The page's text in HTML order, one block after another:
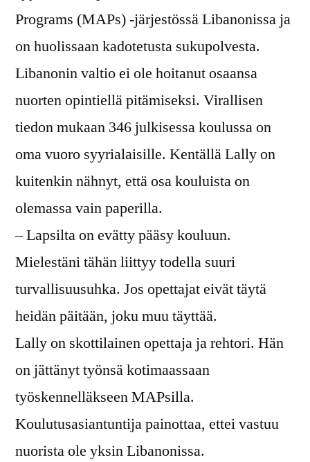
Programs (MAPs) -järjestössä Libanonissa ja
on huolissaan kadotetusta sukupolvesta.
Libanonin valtio ei ole hoitanut osaansa
nuorten opintiellä pitämiseksi. Virallisen
tiedon mukaan 346 julkisessa koulussa on
oma vuoro syyrialaisille. Kentällä Lally on
kuitenkin nähnyt, että osa kouluista on
olemassa vain paperilla.
– Lapsilta on evätty pääsy kouluun.
Mielestäni tähän liittyy todella suuri
turvallisuusuhka. Jos opettajat eivät täytä
heidän päitään, joku muu täyttää.
Lally on skottilainen opettaja ja rehtori. Hän
on jättänyt työnsä kotimaassaan
työskennelläkseen MAPsilla.
Koulutusasiantuntija painottaa, ettei vastuu
nuorista ole yksin Libanonissa.